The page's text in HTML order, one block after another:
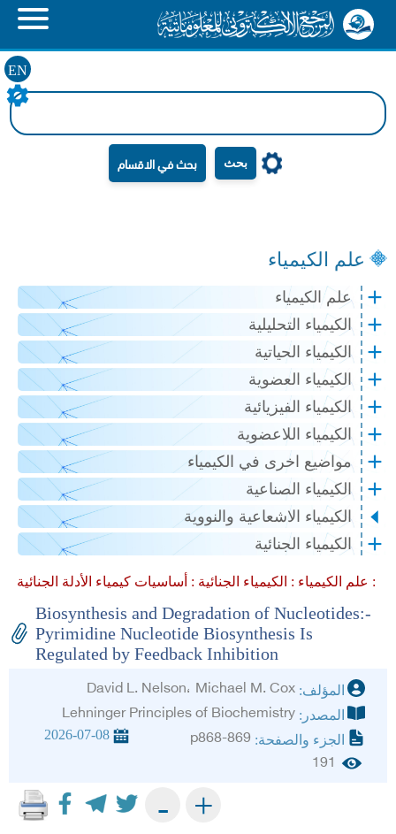
EN
بحث
علم الكيمياء
علم الكيمياء
الكيمياء التحليلية
الكيمياء الحياتية
الكيمياء العضوية
الكيمياء الفيزيائية
الكيمياء اللاعضوية
مواضيع اخرى في الكيمياء
الكيمياء الصناعية
الكيمياء الاشعاعية والنووية
الكيمياء الجنائية
علم الكيمياء : الكيمياء الجنائية : أساسيات كيمياء الأدلة الجنائية :
Biosynthesis and Degradation of Nucleotides:-
Pyrimidine Nucleotide Biosynthesis Is
Regulated by Feedback Inhibition
المؤلف: David L. Nelson، Michael M. Cox
المصدر: Lehninger Principles of Biochemistry
الجزء والصفحة: p868-869
2026-07-08
191
+
-